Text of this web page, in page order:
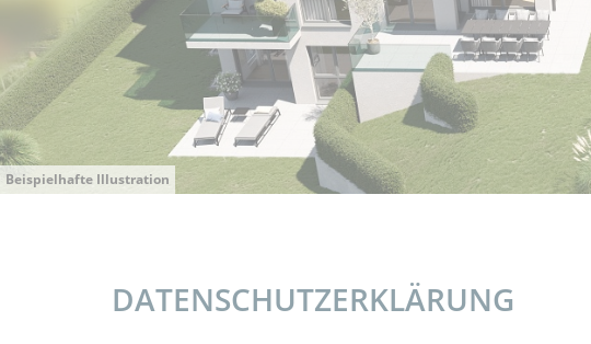
Beispielhafte Illustration
DATENSCHUTZERKLÄRUNG